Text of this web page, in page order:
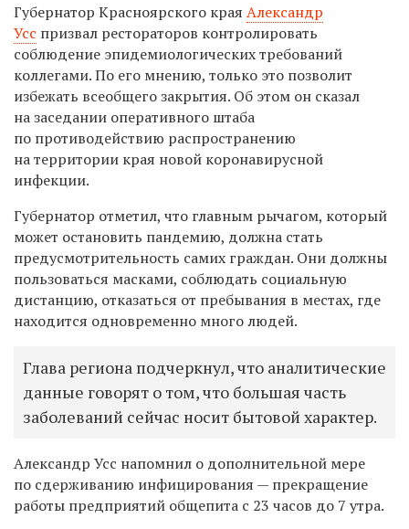
Губернатор Красноярского края Александр
Усс призвал рестораторов контролировать
соблюдение эпидемиологических требований
коллегами. По его мнению, только это позволит
избежать всеобщего закрытия. Об этом он сказал
на заседании оперативного штаба
по противодействию распространению
на территории края новой коронавирусной
инфекции.
Губернатор отметил, что главным рычагом, который
может остановить пандемию, должна стать
предусмотрительность самих граждан. Они должны
пользоваться масками, соблюдать социальную
дистанцию, отказаться от пребывания в местах, где
находится одновременно много людей.
Глава региона подчеркнул, что аналитические
данные говорят о том, что большая часть
заболеваний сейчас носит бытовой характер.
Александр Усс напомнил о дополнительной мере
по сдерживанию инфицирования — прекращение
работы предприятий общепита с 23 часов до 7 утра.